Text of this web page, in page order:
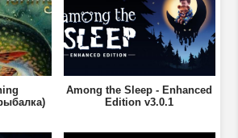
Among the Sleep - Enhanced
Edition v3.0.1